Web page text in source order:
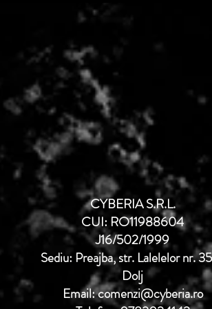
CYBERIA S.R.L.
CUI: RO11988604
J16/502/1999
Sediu: Preajba, str. Lalelelor nr.
Dolj
Email: comenzi@cyberia.ro